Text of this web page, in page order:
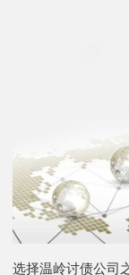
选择温岭讨债公司